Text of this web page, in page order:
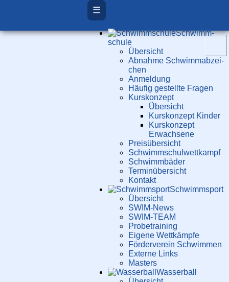
☰
Schwimm­
schule
Übersicht
Ab­nah­me Schwimm­ab­zei­
chen
Anmeldung
Häufig gestellte Fragen
Kurs­konzept
Übersicht
Kurskonzept Kinder
Kurskonzept
Erwachsene
Preis­über­sicht
Schwimm­schul­wett­kampf
Schwimm­bäder
Terminübersicht
Kontakt
Schwimm­sport
Übersicht
SWIM-News
SWIM-TEAM
Probe­training
Eigene Wettkämpfe
Förderverein Schwimmen
Externe Links
Masters
Wasser­ball